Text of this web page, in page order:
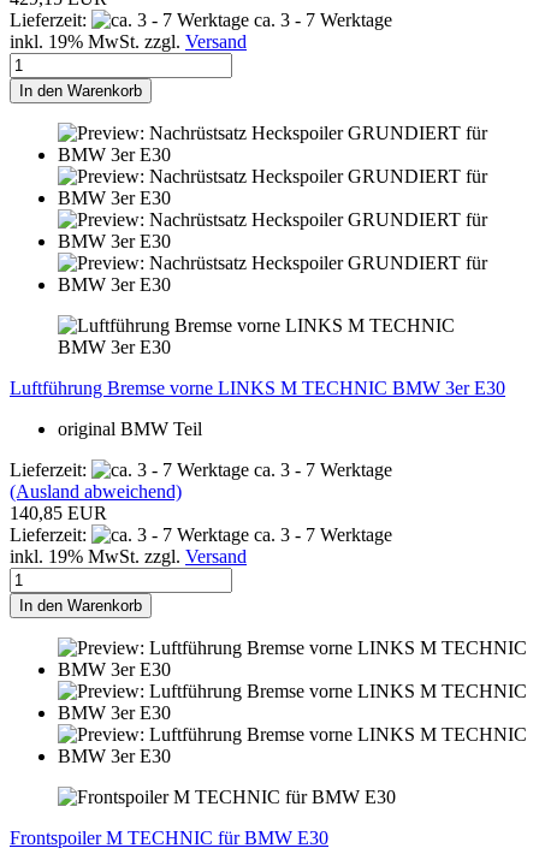
Lieferzeit:
ca. 3 - 7 Werktage
inkl. 19% MwSt. zzgl. Versand
In den Warenkorb
Luftführung Bremse vorne LINKS M TECHNIC BMW 3er E30
original BMW Teil
Lieferzeit:
ca. 3 - 7 Werktage
(Ausland abweichend)
140,85 EUR
Lieferzeit:
ca. 3 - 7 Werktage
inkl. 19% MwSt. zzgl. Versand
In den Warenkorb
Frontspoiler M TECHNIC für BMW E30